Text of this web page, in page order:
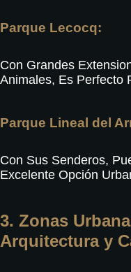
Parque Lecocq:
Con Grandes
Animales, Es Perfecto
Parque Lineal del
Con Sus Senderos,
Excelente Opción
3. Zonas
Arquitectura y